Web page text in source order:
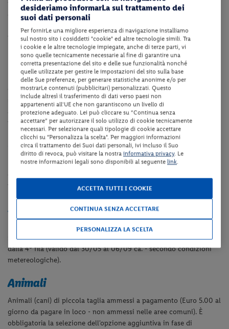
famiglie con bambini che per i giovani. Dopo una giornata al mare
o allo splendido Acquario Le Navi, le vie del centro, costellate di
bar, ristoranti e negozi, sono l’ideale per trascorrere una serata
piacevole e tranquilla.
Dotazioni della struttura
La struttura dispone di reception, ristorante, bar, ascensore,
giardino, terrazza, sala TV, collegamento internet Wi-Fi in tutta la
struttura e piscina coperta.A pagamento: parcheggio privato
adiacente alla struttura fino ad esaurimento posti, garage su
richiesta fino ad esaurimento.
Camere
Le camere dispongono di servizi privati, asciugacapelli, aria
internet Wi-Fi.
Spiaggia
La spiaggia di sabbia dista 100m ca. dalla struttura. Il servizio
spiaggia comprende 1 ombrellone e 2 lettini per camera a partire
dalla 4° fila(valido dal 30/05 al 06/09 ca. - secondo condizioni
metereologiche).
Animali
Animali (cani) di piccola taglia ammessi a pagamento (Euro 5.00 al
giorno da pagare in loco - non ammessi nelle aree comuni). È
obbligatoria la selezione dell'opzione aggiuntiva in fase di
desideriamo informarLa sul trattamento dei
suoi dati personali
Per fornirLe una migliore esperienza di navigazione installiamo
sul nostro sito i cosiddetti "cookie" ed altre tecnologie simili. Tra
i cookie e le altre tecnologie impiegate, anche di terze parti, vi
sono quelle tecnicamente necessarie al fine di garantire una
corretta presentazione del sito e delle sue funzionalità nonché
quelle utilizzate per gestire le impostazioni del sito sulla base
delle Sue preferenze, per generare statistiche anonime e/o per
mostrarLe contenuti (pubblicitari) personalizzati. Questo
include altresì il trasferimento di dati verso paesi non
appartenenti all'UE che non garantiscono un livello di
protezione adeguato. Lei può cliccare su “Continua senza
accettare” per autorizzare il solo utilizzo di cookie tecnicamente
necessari. Per selezionare quali tipologie di cookie accettare
clicchi su "Personalizza la scelta". Per maggiori informazioni
circa il trattamento dei Suoi dati personali, ivi incluso il Suo
diritto di revoca, può visitare la nostra informativa privacy. Le
nostre informazioni legali sono disponibili al seguente link.
ACCETTA TUTTI I COOKIE
CONTINUA SENZA ACCETTARE
PERSONALIZZA LA SCELTA